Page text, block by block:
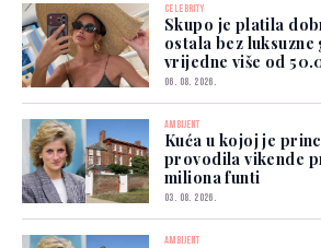
CELEBRITY
Skupo je platila
ostala bez
vrijedne više od
06. 08. 2026.
AMBIJENT
Kuća u kojoj je
provodila vikende
miliona funti
03. 08. 2026.
AMBIJENT